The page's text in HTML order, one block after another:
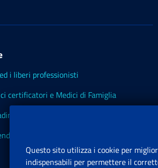
i liberi professionisti
certificatori e Medici di Famiglia
ed i Consulenti
Questo sito utilizza i cookie per
indispensabili per permettere il